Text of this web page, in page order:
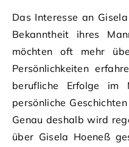
Das Interesse an
Bekanntheit ihres
möchten oft mehr
Persönlichkeiten
berufliche Erfolge im
persönliche
Genau deshalb wird
über Gisela Hoeneß